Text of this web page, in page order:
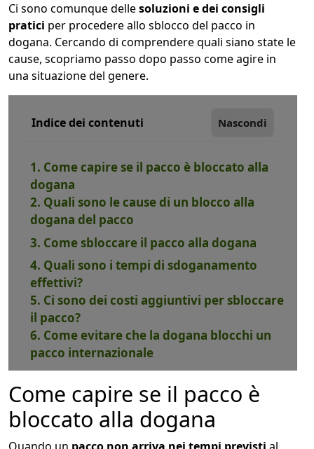
calcola
Ci sono comunque dellesoluzioni e dei consigli
pratici per procedere allo sblocco del pacco in
dogana. Cercando di comprendere quali siano state le
cause, scopriamo passo dopo passo come agire in
una situazione del genere.
Indice dei contenuti Nascondi
1. Come capire se il pacco è bloccato alla
dogana
2. Quali sono le cause di un blocco alla
dogana del pacco
3. Come sbloccare il pacco alla dogana
4. Quali sono i tempi di sdoganamento
effettivi?
5. Ci sono dei costi aggiuntivi per sbloccare
il pacco?
6. Come evitare che la dogana blocchi un
pacco internazionale
Come capire se il pacco è
bloccato alla dogana